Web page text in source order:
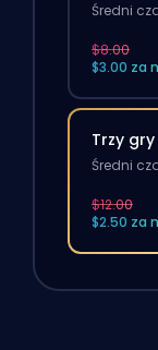
Średni
$8.00
$3.00 za
Trzy gry
Średni
$12.00
$2.50 za